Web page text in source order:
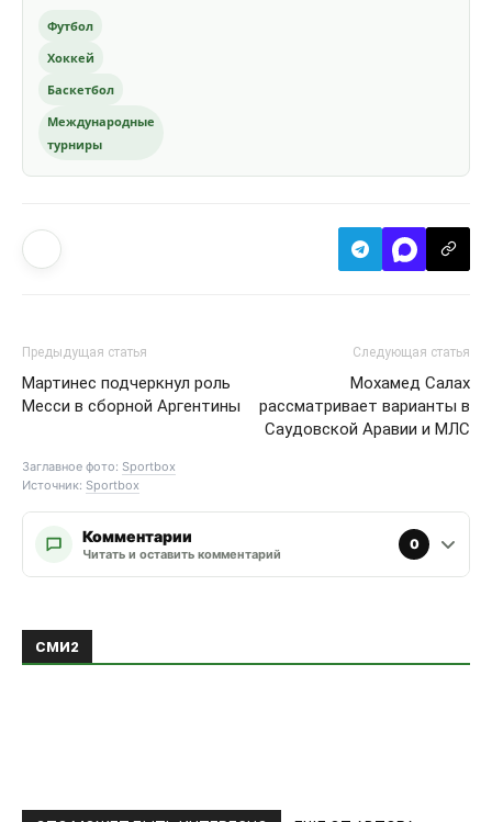
Футбол
Хоккей
Баскетбол
Международные
турниры
Предыдущая статья
Мартинес подчеркнул роль
Месси в сборной Аргентины
Следующая статья
Мохамед Салах
рассматривает варианты в
Саудовской Аравии и МЛС
Заглавное фото: Sportbox
Источник: Sportbox
Комментарии
Читать и оставить комментарий
0
переговоры по Батракову